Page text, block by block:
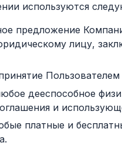
используются
предложение
лицу,
дееспособное
и
платные и